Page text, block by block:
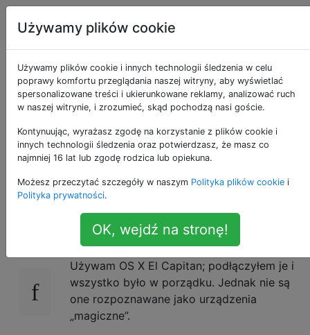
Apple Tagi
Magic Mouse 2 i
Magic Trackpad 2 są
rozpoznawane jako
Mighty Mouse
Właśnie dostałem nową magiczną klawiaturę,
Magic Mouse 2 i Magic Trackpad w poczcie.
Używam OS X El Capitan; podłączyłem je i
wszystko było w porządku. Jednak nie są
one rozpoznawane jako urządzenia
„magiczne”.
Używamy plików cookie
Używamy plików cookie i innych technologii śledzenia w celu
poprawy komfortu przeglądania naszej witryny, aby wyświetlać
spersonalizowane treści i ukierunkowane reklamy, analizować ruch
w naszej witrynie, i zrozumieć, skąd pochodzą nasi goście.
Kontynuując, wyrażasz zgodę na korzystanie z plików cookie i
innych technologii śledzenia oraz potwierdzasz, że masz co
najmniej 16 lat lub zgodę rodzica lub opiekuna.
Możesz przeczytać szczegóły w naszym Polityka plików cookie i
Polityka prywatności.
OK, wejdź na stronę!